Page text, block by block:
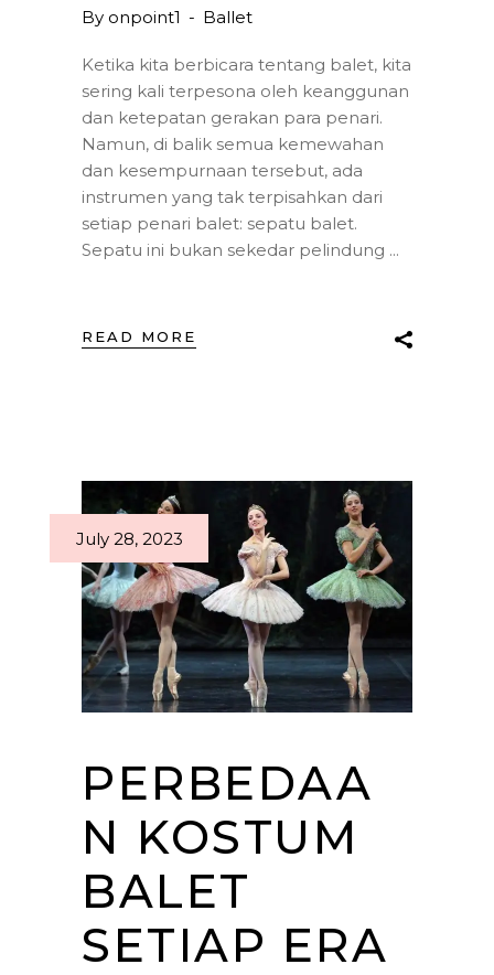
By onpoint1 Ballet
Ketika kita berbicara tentang balet, kita
sering kali terpesona oleh keanggunan
dan ketepatan gerakan para penari.
Namun, di balik semua kemewahan
dan kesempurnaan tersebut, ada
instrumen yang tak terpisahkan dari
setiap penari balet: sepatu balet.
Sepatu ini bukan sekedar pelindung
READ MORE
July 28, 2023
PERBEDAA
N KOSTUM
BALET
SETIAP ERA